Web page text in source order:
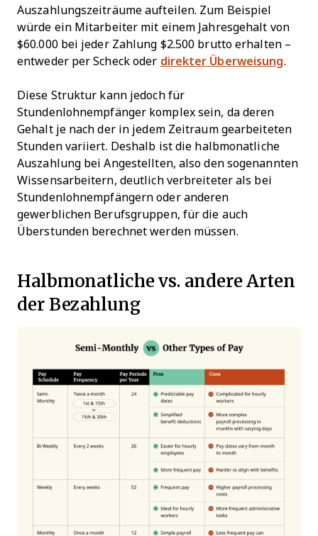
Auszahlungszeiträume aufteilen. Zum Beispiel
würde ein Mitarbeiter mit einem Jahresgehalt von
$60.000 bei jeder Zahlung $2.500 brutto erhalten –
entweder per Scheck oder direkter Überweisung.
Diese Struktur kann jedoch für
Stundenlohnempfänger komplex sein, da deren
Gehalt je nach der in jedem Zeitraum gearbeiteten
Stunden variiert. Deshalb ist die halbmonatliche
Auszahlung bei Angestellten, also den sogenannten
Wissensarbeitern, deutlich verbreiteter als bei
Stundenlohnempfängern oder anderen
gewerblichen Berufsgruppen, für die auch
Überstunden berechnet werden müssen.
Halbmonatliche vs. andere Arten
der Bezahlung